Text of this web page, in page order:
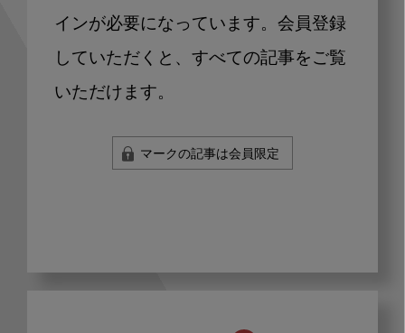
インが必要になっています。会員登録
していただくと、すべての記事をご覧
いただけます。
マークの記事は会員限定